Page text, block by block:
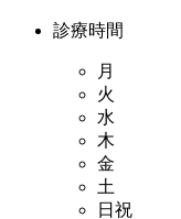
診療時間
月
火
水
木
金
土
日祝